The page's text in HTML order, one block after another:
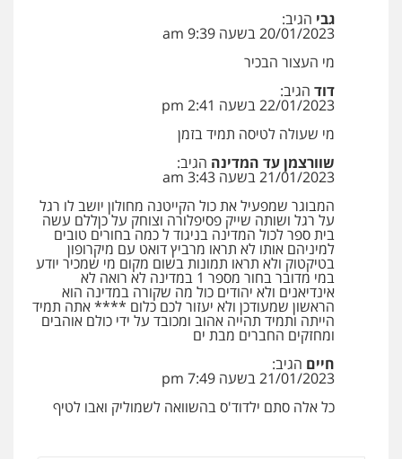
עו"ד ירון גיגי
0522249087
עו"ד רועי אטיאס
משפט פלילי פשיעה חמורה
525043999
עו"ד אסף כהן
פלילי פשיעה חמורה סמים והימורים
מעצרים וחקירות
0526555488
משרד עורכי דין טאי שרקי
פלילי אסירים תעבורה
0547556464
גבי הגיב:
20/01/2023 בשעה 9:39 am
מי העצור הבכיר
דוד הגיב:
22/01/2023 בשעה 2:41 pm
מי שעולה לטיסה תמיד בזמן
שוורצמן עד המדינה הגיב:
21/01/2023 בשעה 3:43 am
המבוגר שמפעיל את כול הקייטנה מחולון יושב לו רגל
על רגל ושותה שייק פסיפלורה וצוחק על כןללם עשה
בית ספר לכול המדינה בניגוד ל כמה בחורים טובים
למיניהם אותו לא תראו מרביץ דואט עם מיקרופון
בטיקטוק ולא תראו תמונות בשום מקום מי שמכיר יודע
במי מדובר בחור מספר 1 במדינה לא רואה לא
אינדיאנים ולא יהודים כול מה שקורה במדינה הוא
הראשון שמעודכן ולא יעזור לכם כלום **** אתה תמיד
הייתה ותמיד תהייה אהוב ומכובד על ידי כולם אוהבים
ומחזקים החברים מבת ים
חיים הגיב:
21/01/2023 בשעה 7:49 pm
כל אלה סתם ילדוד'ס בהשוואה לשמוליק ואבו לטיף
ויקי שמואל – משרד עו"ד
0528959600
קורל קרוז – עורך דין פלילי
0545437431
עו"ד עלי סעדי
פלילי פשיעה חמורה ליווי וייצוג בחקירות
ומעצרים
0508824984
עו"ד שגיא אקו
פלילי מעצרים וחקירות
עורכי דין לענייני אסירים